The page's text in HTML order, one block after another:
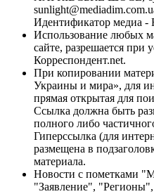
Идентификатор медиа -
Использование любых
сайте, разрешается при
Корреспондент.net.
При копировании
Украины и мира», для
прямая открытая для
Ссылка должна быть
полного либо
Гиперссылка (для
размещена в
материала.
Новости с пометками
"Заявление",